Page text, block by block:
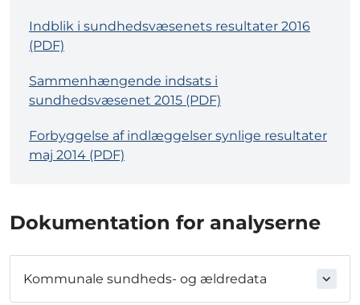
Indblik i sundhedsvæsenets resultater 2016
(PDF)
Sammenhængende indsats i
sundhedsvæsenet 2015 (PDF)
Forbyggelse af indlæggelser synlige resultater
maj 2014 (PDF)
Dokumentation for analyserne
Kommunale sundheds- og ældredata